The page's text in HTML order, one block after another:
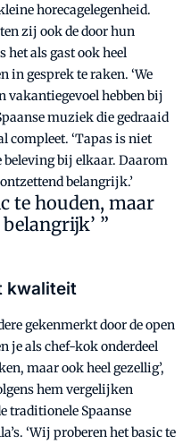
horecagelegenheid.
zij ook de door hun
het als gast ook heel
in gesprek te raken. ‘We
vakantiegevoel hebben bij
muziek die gedraaid
compleet. ‘Tapas is niet
beleving bij elkaar. Daarom
belangrijk.’
te houden, maar
”
kwaliteit
gekenmerkt door de open
je als chef-kok onderdeel
maar ook heel gezellig’,
hem vergelijken
traditionele Spaanse
‘Wij proberen het basic te